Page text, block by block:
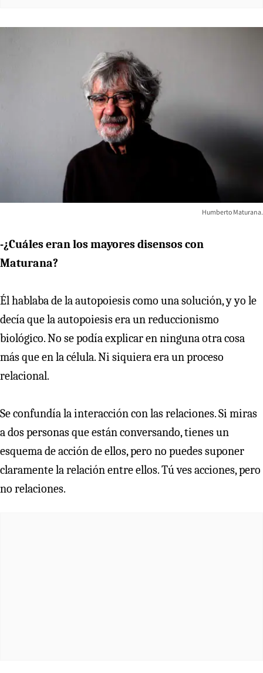
Humberto Maturana.
-¿Cuáles eran los mayores disensos con
Maturana?
Él hablaba de la autopoiesis como una solución, y yo le
decía que la autopoiesis era un reduccionismo
biológico. No se podía explicar en ninguna otra cosa
más que en la célula. Ni siquiera era un proceso
relacional.
Se confundía la interacción con las relaciones. Si miras
a dos personas que están conversando, tienes un
esquema de acción de ellos, pero no puedes suponer
claramente la relación entre ellos. Tú ves acciones, pero
no relaciones.